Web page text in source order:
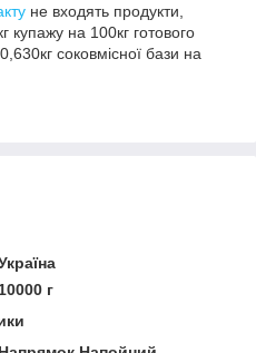
не входять продукти,
на 100кг готового
соковмісної бази на
10000 г